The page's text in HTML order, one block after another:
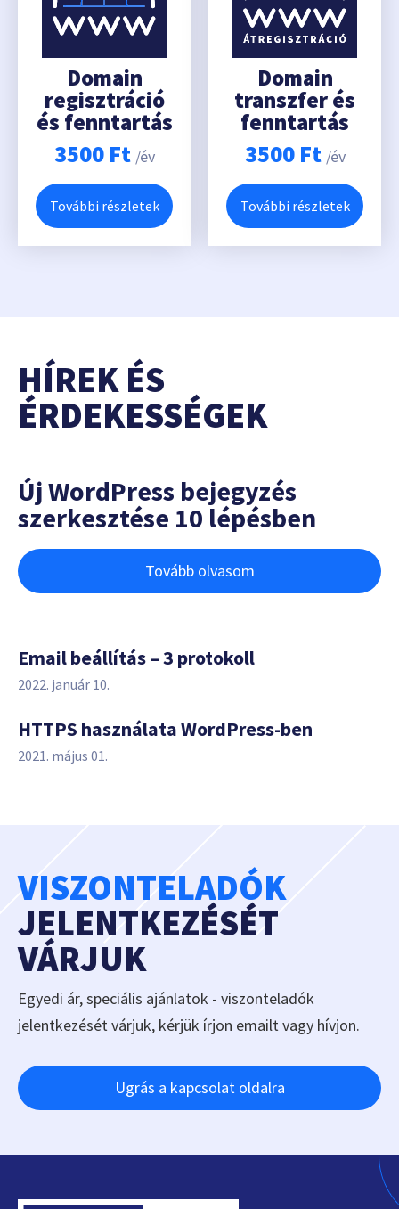
Domain
regisztráció
és fenntartás
3500 Ft /év
További részletek
Domain
transzfer és
fenntartás
3500 Ft /év
További részletek
HÍREK ÉS
ÉRDEKESSÉGEK
Új WordPress bejegyzés
szerkesztése 10 lépésben
Tovább olvasom
Email beállítás – 3 protokoll
2022. január 10.
HTTPS használata WordPress-ben
2021. május 01.
VISZONTELADÓK
JELENTKEZÉSÉT
VÁRJUK
Egyedi ár, speciális ajánlatok - viszonteladók
jelentkezését várjuk, kérjük írjon emailt vagy hívjon.
Ugrás a kapcsolat oldalra